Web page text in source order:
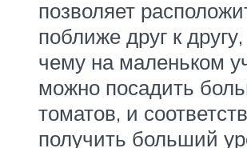
позволяет
поближе друг к
чему на маленьком
можно посадить
томатов, и
получить больший